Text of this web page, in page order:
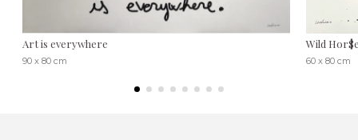
Art is everywhere
90 x 80 cm
Wild
60 x 80 cm